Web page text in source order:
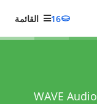
16 القائمة
حوّل ملفك من Opus Audio File إلى WAVE Audio